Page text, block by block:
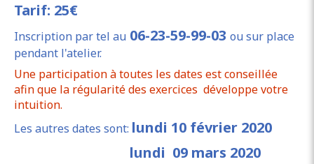
Tarif: 25€
Inscription par tel au 06-23-59-99-03 ou sur place
pendant l'atelier.
Une participation à toutes les dates est conseillée
afin que la régularité des exercices développe votre
intuition.
Les autres dates sont: lundi 10 février 2020
lundi 09 mars 2020